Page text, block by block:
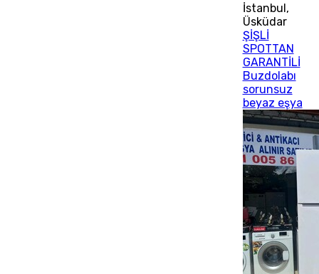
İstanbul,
Üsküdar
ŞİŞLİ
SPOTTAN
GARANTİLİ
Buzdolabı
sorunsuz
beyaz eşya